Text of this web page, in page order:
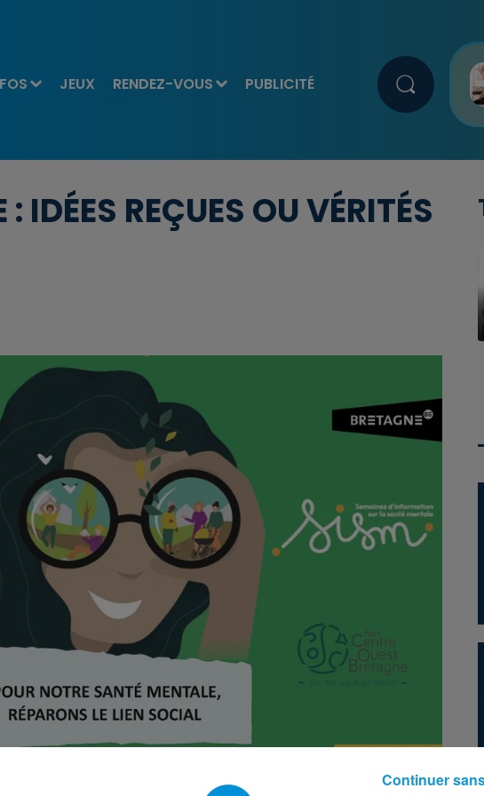
JEUX RENDEZ-VOUS PUBLICITÉ
IDÉES REÇUES OU VÉRITÉS
Continuer